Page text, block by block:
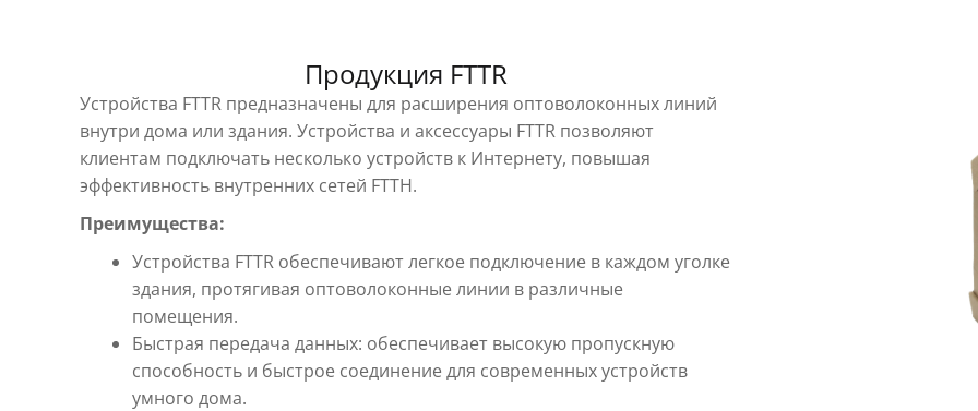
Продукция FTTR
Устройства FTTR предназначены для расширения оптоволоконных линий
внутри дома или здания. Устройства и аксессуары FTTR позволяют
клиентам подключать несколько устройств к Интернету, повышая
эффективность внутренних сетей FTTH.
Преимущества:
Устройства FTTR обеспечивают легкое подключение в каждом уголке
здания, протягивая оптоволоконные линии в различные
помещения.
Быстрая передача данных: обеспечивает высокую пропускную
способность и быстрое соединение для современных устройств
умного дома.